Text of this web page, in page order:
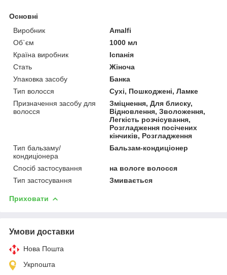
Основні
Виробник
Amalfi
Об`єм
1000 мл
Країна виробник
Іспанія
Стать
Жіноча
Упаковка засобу
Банка
Тип волосся
Сухі, Пошкоджені, Ламке
Призначення засобу для
волосся
Зміцнення, Для блиску,
Відновлення, Зволоження,
Легкість розчісування,
Розгладження посічених
кінчиків, Розгладження
Тип бальзаму/
кондиціонера
Бальзам-кондиціонер
Спосіб застосування
на вологе волосся
Тип застосування
Змивається
Приховати
Умови доставки
Нова Пошта
Укрпошта